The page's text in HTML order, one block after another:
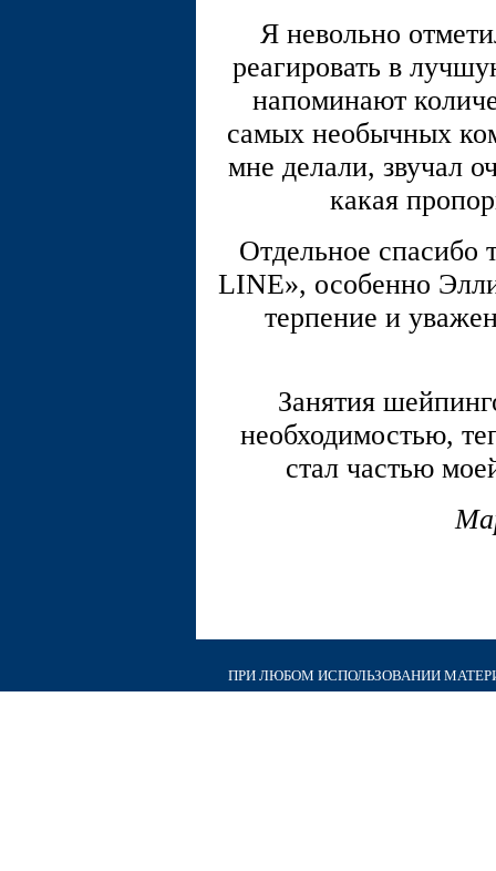
Я невольно
реагировать в
напоминают
самых необычных
мне делали, звучал
какая
Отдельное спасибо
LINE», особенно
терпение и
Занятия
необходимостью,
стал частью
ПРИ ЛЮБОМ ИСПОЛЬЗОВАНИИ